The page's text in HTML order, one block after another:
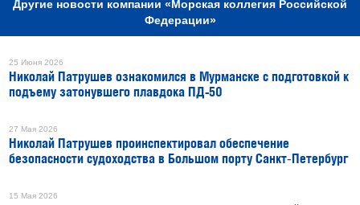
Другие новости компании «Морская коллегия Российской
Федерации»
25 Июня 2026
Николай Патрушев ознакомился в Мурманске с подготовкой к
подъему затонувшего плавдока ПД-50
27 Мая 2026
Николай Патрушев проинспектировал обеспечение
безопасности судоходства в Большом порту Санкт‑Петербург
15 Мая 2026